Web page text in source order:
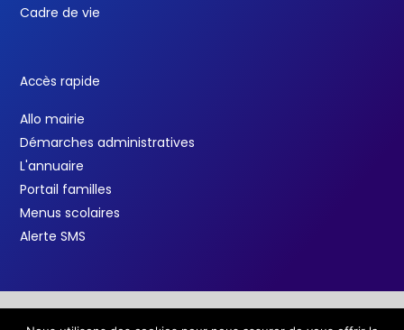
Cadre de vie
Accès rapide
Allo mairie
Démarches administratives
L'annuaire
Portail familles
Menus scolaires
Alerte SMS